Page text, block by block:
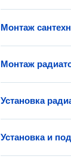
Монтаж
Монтаж
Установка
Установка и